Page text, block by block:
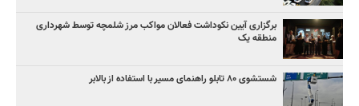
برگزاری آیین نکوداشت فعالان مواکب مرز شلمچه توسط شهرداری
منطقه یک
شستشوی ۸۰ تابلو راهنمای مسیر با استفاده از بالابر